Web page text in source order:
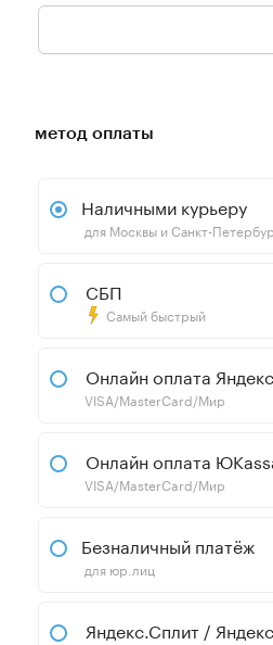
метод оплаты
Наличными курьеру
для Москвы и Санкт-
СБП
Самый быстрый
Онлайн оплата
VISA/MasterCard/Мир
Онлайн оплата
VISA/MasterCard/Мир
Безналичный платёж
для юр.лиц
Яндекс.Сплит /